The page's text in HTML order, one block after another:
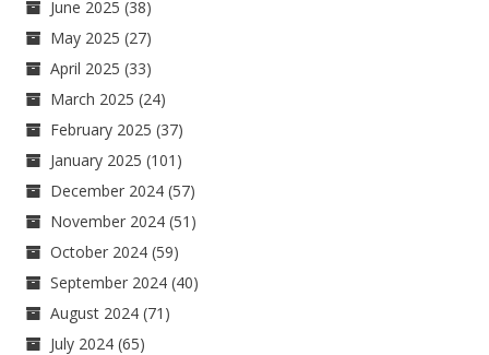
June 2025 (38)
May 2025 (27)
April 2025 (33)
March 2025 (24)
February 2025 (37)
January 2025 (101)
December 2024 (57)
November 2024 (51)
October 2024 (59)
September 2024 (40)
August 2024 (71)
July 2024 (65)